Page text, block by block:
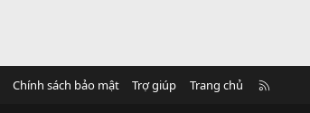
Chính sách bảo mật Trợ giúp Trang chủ